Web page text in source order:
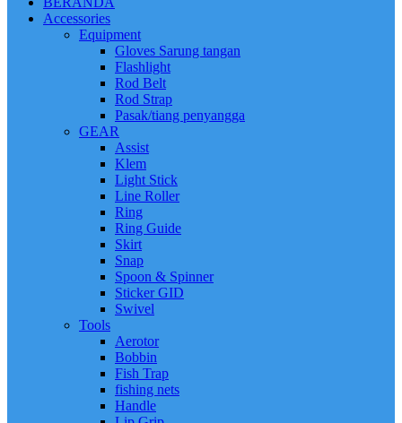
Accessories
Equipment
Gloves Sarung tangan
Flashlight
Rod Belt
Rod Strap
Pasak/tiang penyangga
GEAR
Assist
Klem
Light Stick
Line Roller
Ring
Ring Guide
Skirt
Snap
Spoon & Spinner
Sticker GID
Swivel
Tools
Aerotor
Bobbin
Fish Trap
fishing nets
Handle